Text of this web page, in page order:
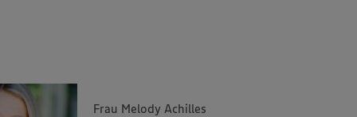
Frau Melody Achilles